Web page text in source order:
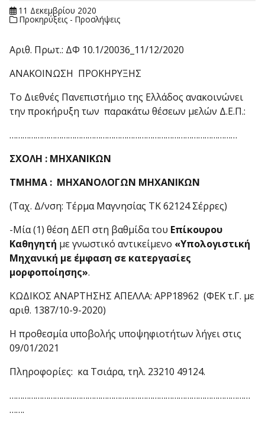
11 Δεκεμβρίου 2020
Προκηρύξεις - Προσλήψεις
Αριθ. Πρωτ.: ΔΦ 10.1/20036_11/12/2020
ΑΝΑΚΟΙΝΩΣΗ ΠΡΟΚΗΡΥΞΗΣ
Το Διεθνές Πανεπιστήμιο της Ελλάδος ανακοινώνει
την προκήρυξη των παρακάτω θέσεων μελών Δ.Ε.Π.:
……………………………………………………………………………………………
ΣΧΟΛΗ : ΜΗΧΑΝΙΚΩΝ
ΤΜΗΜΑ : ΜΗΧΑΝΟΛΟΓΩΝ ΜΗΧΑΝΙΚΩΝ
(Ταχ. Δ/νση: Τέρμα Μαγνησίας ΤΚ 62124 Σέρρες)
-Μία (1) θέση ΔΕΠ στη βαθμίδα του Επίκουρου
Καθηγητή με γνωστικό αντικείμενο «Υπολογιστική
Μηχανική με έμφαση σε κατεργασίες
μορφοποίησης».
ΚΩΔΙΚΟΣ ΑΝΑΡΤΗΣΗΣ ΑΠΕΛΛΑ: ΑPP18962 (ΦΕΚ τ.Γ. με
αριθ. 1387/10-9-2020)
Η προθεσμία υποβολής υποψηφιοτήτων λήγει στις
09/01/2021
Πληροφορίες: κα Τσιάρα, τηλ. 23210 49124.
…………………………………………………………………………………………………
…….